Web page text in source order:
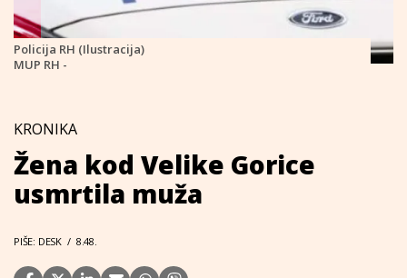
Policija RH (Ilustracija)
MUP RH -
KRONIKA
Žena kod Velike Gorice
usmrtila muža
PIŠE: DESK / 8.48.